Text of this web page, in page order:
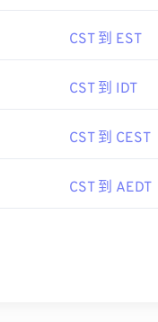
CST 到 EST
CST 到 IDT
CST 到 CEST
CST 到 AEDT